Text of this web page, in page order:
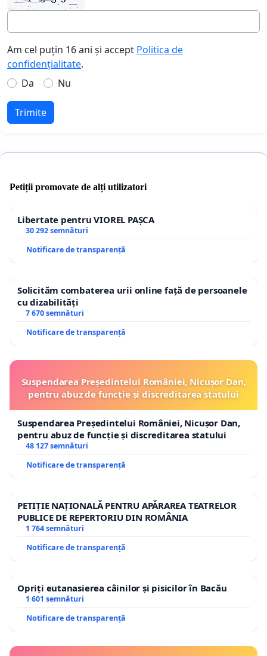
Am cel puțin 16 ani și accept Politica de
confidențialitate.
Da
Nu
Trimite
Petiții promovate de alți utilizatori
Libertate pentru VIOREL PAȘCA
30 292 semnături
Notificare de transparență
Solicităm combaterea urii online față de persoanele
cu dizabilități
7 670 semnături
Notificare de transparență
Suspendarea Președintelui României, Nicușor Dan,
pentru abuz de funcție și discreditarea statului
Suspendarea Președintelui României, Nicușor Dan,
pentru abuz de funcție și discreditarea statului
48 127 semnături
Notificare de transparență
PETIȚIE NAȚIONALĂ PENTRU APĂRAREA TEATRELOR
PUBLICE DE REPERTORIU DIN ROMÂNIA
1 764 semnături
Notificare de transparență
Opriți eutanasierea câinilor și pisicilor în Bacău
1 601 semnături
Notificare de transparență